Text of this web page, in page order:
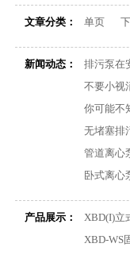
文章分类： 单页
新闻动态：
排污泵在
不要小视
你可能不
无堵塞排
管道离心
卧式离心
产品展示： XBD(I)立
XBD-WS